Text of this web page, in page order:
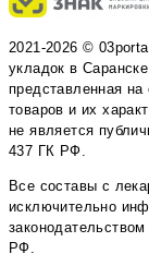
2021-2026 ©
укладок в
представленная
товаров и их
не является
437 ГК РФ.
Все составы с
исключительно
РФ.